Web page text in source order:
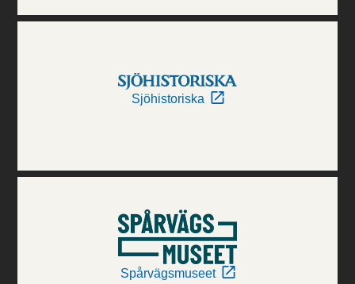
Sjöhistoriska
Spårvägsmuseet